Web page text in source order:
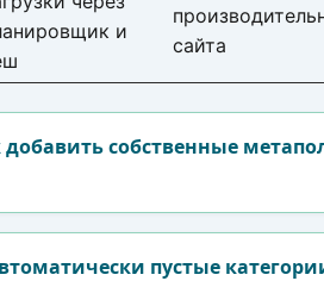
и
сайта
добавить собственные
пустые